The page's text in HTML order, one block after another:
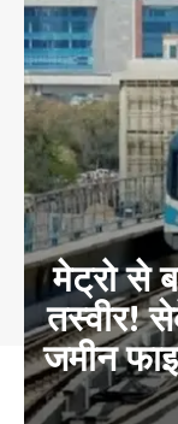
मेट्रो से
तस्वीर!
जमीन